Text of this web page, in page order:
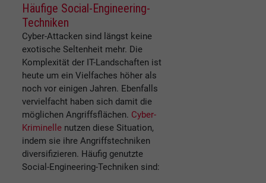
Häufige Social-Engineering-
Techniken
Cyber-Attacken sind längst keine
exotische Seltenheit mehr. Die
Komplexität der IT-Landschaften ist
heute um ein Vielfaches höher als
noch vor einigen Jahren. Ebenfalls
vervielfacht haben sich damit die
möglichen Angriffsflächen. Cyber-
Kriminelle nutzen diese Situation,
indem sie ihre Angriffstechniken
diversifizieren. Häufig genutzte
Social-Engineering-Techniken sind: